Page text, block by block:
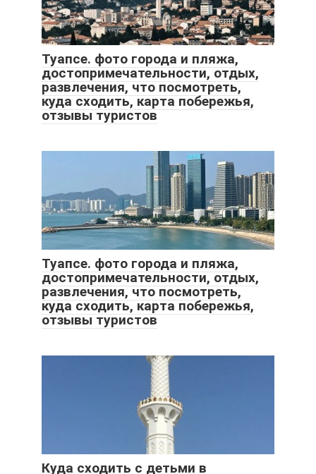
Туапсе. фото города и пляжа,
достопримечательности, отдых,
развлечения, что посмотреть,
куда сходить, карта побережья,
отзывы туристов
Туапсе. фото города и пляжа,
достопримечательности, отдых,
развлечения, что посмотреть,
куда сходить, карта побережья,
отзывы туристов
Куда сходить с детьми в